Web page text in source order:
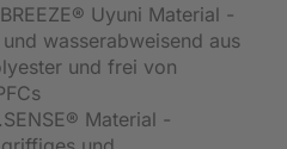
Uyuni Material -
wasserabweisend aus
und frei von
Material -